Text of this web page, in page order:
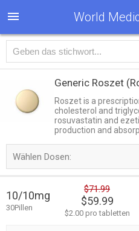
World
Generic Roszet
Roszet is a
cholesterol and
rosuvastatin and
production and
Wählen Dosen:
10/10mg
30Pillen
$71.99
$59.99
$2.00 pro tabletten